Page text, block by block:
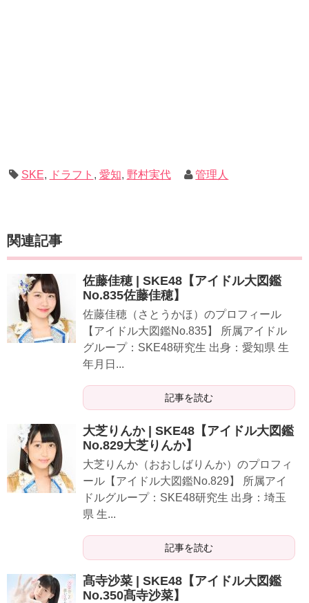
SKE, ドラフト , 愛知, 野村実代 管理人
関連記事
佐藤佳穂 | SKE48【アイドル大図鑑
No.835佐藤佳穂】
佐藤佳穂（さとうかほ）のプロフィール
【アイドル大図鑑No.835】 所属アイドル
グループ：SKE48研究生 出身：愛知県 生
年月日...
記事を読む
大芝りんか | SKE48【アイドル大図鑑
No.829大芝りんか】
大芝りんか（おおしばりんか）のプロフィ
ール【アイドル大図鑑No.829】 所属アイ
ドルグループ：SKE48研究生 出身：埼玉
県 生...
記事を読む
髙寺沙菜 | SKE48【アイドル大図鑑
No.350髙寺沙菜】